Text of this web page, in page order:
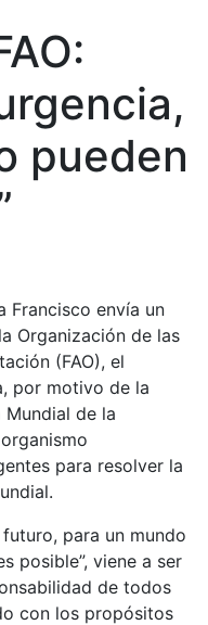
pueden
Francisco envía un
Organización de las
(FAO), el
por motivo de la
de la
para resolver la
para un mundo
posible”, viene a ser
de todos
con los propósitos